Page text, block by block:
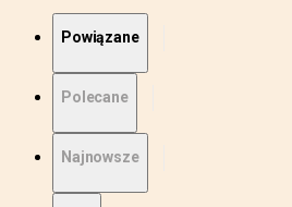
Powiązane
Polecane
Najnowsze